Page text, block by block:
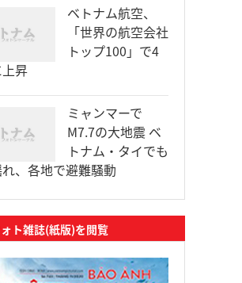
ベトナム航空、
「世界の航空会社
トップ100」で4
昇
ミャンマーで
M7.7の大地震 ベ
トナム・タイでも
、各地で避難騒動
ト雑誌(紙版)を閲覧